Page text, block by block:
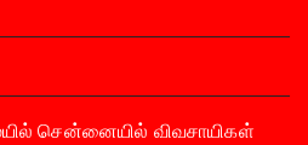
சென்னையில் விவசாயிகள்